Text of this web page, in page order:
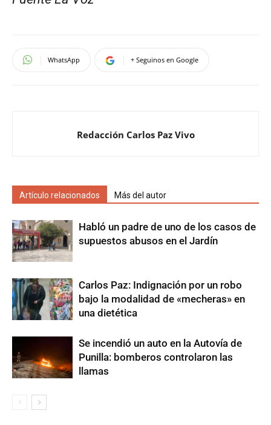
WhatsApp + Seguinos en Google
Redacción Carlos Paz Vivo
Artículo relacionados Más del autor
Habló un padre de uno de los casos de
supuestos abusos en el Jardín
Carlos Paz: Indignación por un robo
bajo la modalidad de «mecheras» en
una dietética
Se incendió un auto en la Autovía de
Punilla: bomberos controlaron las
llamas